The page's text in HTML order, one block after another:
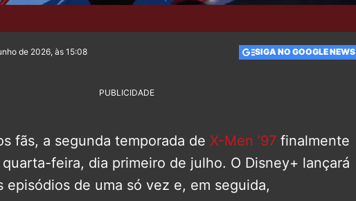
de 2026, às 15:08 SIGA NO GOOGLE NEWS
PUBLICIDADE
fãs, a segunda temporada de X-Men ’97 finalmente
feira, dia primeiro de julho. O Disney+ lançará
episódios de uma só vez e, em seguida,